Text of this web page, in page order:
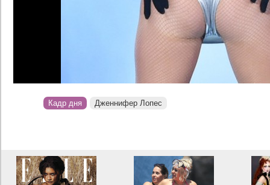
Кадр дня Дженнифер Лопес